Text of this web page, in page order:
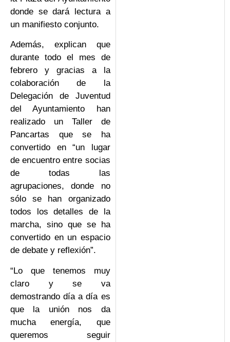
donde se dará lectura a
un manifiesto conjunto.
Además, explican que
durante todo el mes de
febrero y gracias a la
colaboración de la
Delegación de Juventud
del Ayuntamiento han
realizado un Taller de
Pancartas que se ha
convertido en “un lugar
de encuentro entre socias
de todas las
agrupaciones, donde no
sólo se han organizado
todos los detalles de la
marcha, sino que se ha
convertido en un espacio
de debate y reflexión”.
“Lo que tenemos muy
claro y se va
demostrando día a día es
que la unión nos da
mucha energía, que
queremos seguir